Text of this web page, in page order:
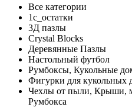
Все категории
1с_остатки
3Д пазлы
Crystal Blocks
Деревянные Пазлы
Настольный футбол
Румбоксы, Кукольные
Фигурки для кукольных
Чехлы от пыли, Крыши,
Румбокса